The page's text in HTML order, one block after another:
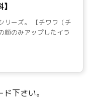
リーズ。 【チワワ（チ
顔のみアップしたイラ
下さい。